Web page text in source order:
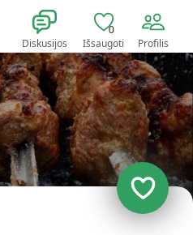
Diskusijos
0
Išsaugoti Profilis